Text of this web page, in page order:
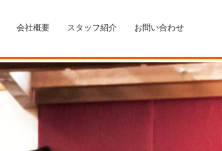
会社概要 スタッフ紹介 お問い合わせ